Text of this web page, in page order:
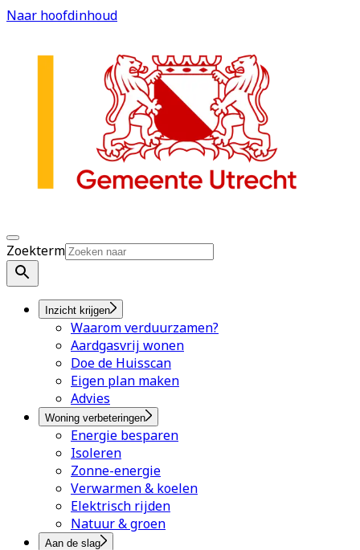
Naar hoofdinhoud
Zoekterm
Inzicht krijgen
Waarom verduurzamen?
Aardgasvrij wonen
Doe de Huisscan
Eigen plan maken
Advies
Woning verbeteringen
Energie besparen
Isoleren
Zonne-energie
Verwarmen & koelen
Elektrisch rijden
Natuur & groen
Aan de slag